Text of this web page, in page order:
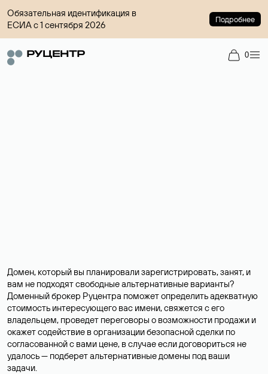
Обязательная идентификация в
ЕСИА с 1 сентября 2026
Подробнее
0
Домен, который вы планировали зарегистрировать, занят, и
вам не подходят свободные альтернативные варианты?
Доменный брокер Руцентра поможет определить адекватную
стоимость интересующего вас имени, свяжется с его
владельцем, проведет переговоры о возможности продажи и
окажет содействие в организации безопасной сделки по
согласованной с вами цене, в случае если договориться не
удалось — подберет альтернативные домены под ваши
задачи.